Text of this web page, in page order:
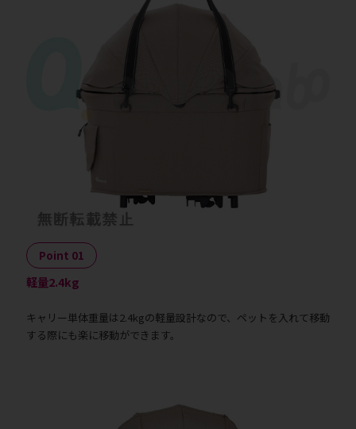
Point 01
軽量2.4kg
キャリー単体重量は2.4kgの軽量設計なので、ペットを入れて移動
する際にも楽に移動ができます。